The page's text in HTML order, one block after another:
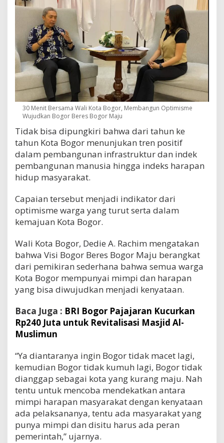
30 Menit Bersama Wali Kota Bogor, Membangun Optimisme
Wujudkan Bogor Beres Bogor Maju
Tidak bisa dipungkiri bahwa dari tahun ke
tahun Kota Bogor menunjukan tren positif
dalam pembangunan infrastruktur dan indek
pembangunan manusia hingga indeks harapan
hidup masyarakat.
Capaian tersebut menjadi indikator dari
optimisme warga yang turut serta dalam
kemajuan Kota Bogor.
Wali Kota Bogor, Dedie A. Rachim mengatakan
bahwa Visi Bogor Beres Bogor Maju berangkat
dari pemikiran sederhana bahwa semua warga
Kota Bogor mempunyai mimpi dan harapan
yang bisa diwujudkan menjadi kenyataan.
Baca Juga : BRI Bogor Pajajaran Kucurkan
Rp240 Juta untuk Revitalisasi Masjid Al-
Muslimun
“Ya diantaranya ingin Bogor tidak macet lagi,
kemudian Bogor tidak kumuh lagi, Bogor tidak
dianggap sebagai kota yang kurang maju. Nah
tentu untuk mencoba mendekatkan antara
mimpi harapan masyarakat dengan kenyataan
ada pelaksananya, tentu ada masyarakat yang
punya mimpi dan disitu harus ada peran
pemerintah,” ujarnya.